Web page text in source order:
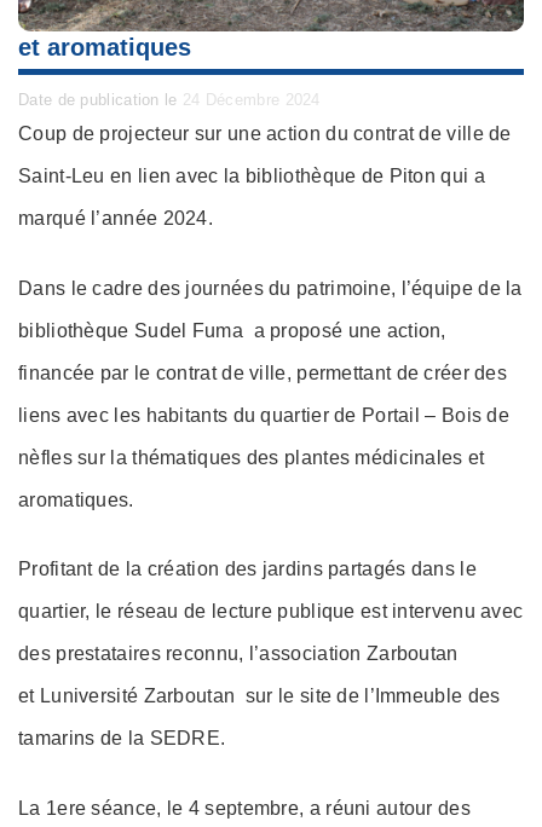
et aromatiques
Date de publication le Posted
24 Décembre 2024
Coup de projecteur sur une action du contrat de ville de
Saint-Leu en lien avec la bibliothèque de Piton qui a
marqué l’année 2024.
Dans le cadre des journées du patrimoine, l’équipe de la
bibliothèque Sudel Fuma a proposé une action,
financée par le contrat de ville, permettant de créer des
liens avec les habitants du quartier de Portail – Bois de
nèfles sur la thématiques des plantes médicinales et
aromatiques.
Profitant de la création des jardins partagés dans le
quartier, le réseau de lecture publique est intervenu avec
des prestataires reconnu, l’association Zarboutan
et Luniversité Zarboutan sur le site de l’Immeuble des
tamarins de la SEDRE.
La 1ere séance, le 4 septembre, a réuni autour des